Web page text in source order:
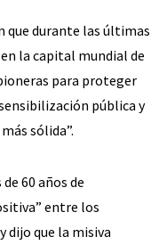
que durante las últimas
la capital mundial de
para proteger
pública y
sólida”.
60 años de
entre los
dijo que la misiva